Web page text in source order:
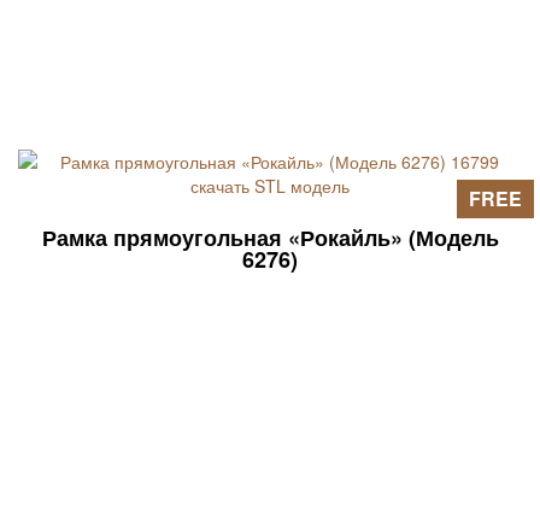
Рамка прямоугольная «Рокайль» (Модель
6276)
FREE